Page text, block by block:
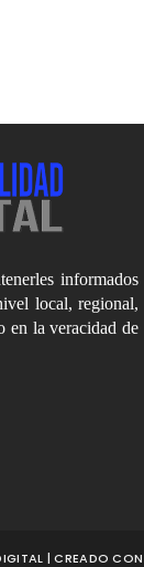
informados
local, regional,
en la veracidad de
| CREADO CON